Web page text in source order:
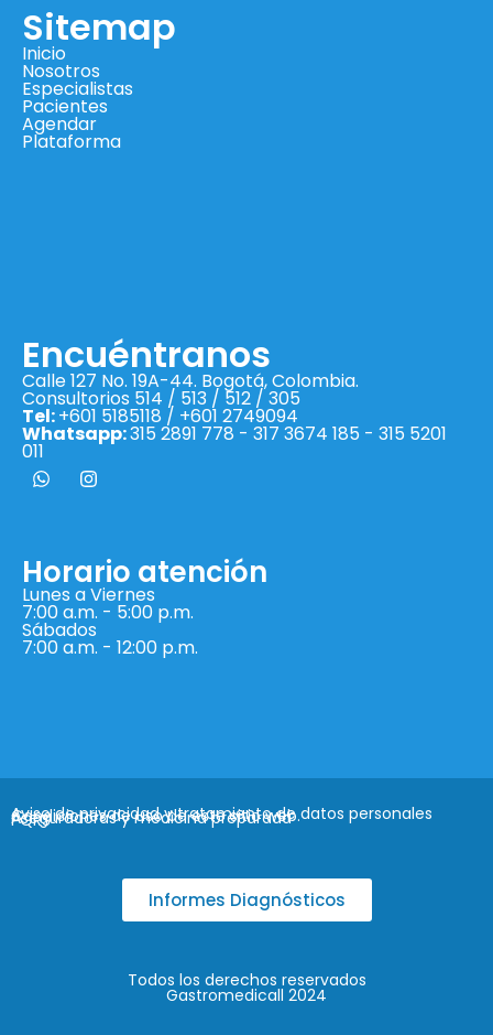
Sitemap
Inicio
Nosotros
Especialistas
Pacientes
Agendar
Plataforma
Encuéntranos
Calle 127 No. 19A-44. Bogotá, Colombia.
Consultorios 514 / 513 / 512 / 305
Tel:+601 5185118 / +601 2749094
Whatsapp:315 2891 778 - 317 3674 185 - 315 5201
011
Horario atención
Lunes a Viernes
7:00 a.m. - 5:00 p.m.
Sábados
7:00 a.m. - 12:00 p.m.
Aviso de privacidad y tratamiento de datos personales
Condiciones de uso de este sitio web.
Aseguradoras y medicina preparada
PQRS
Informes Diagnósticos
Todos los derechos reservados
Gastromedicall 2024